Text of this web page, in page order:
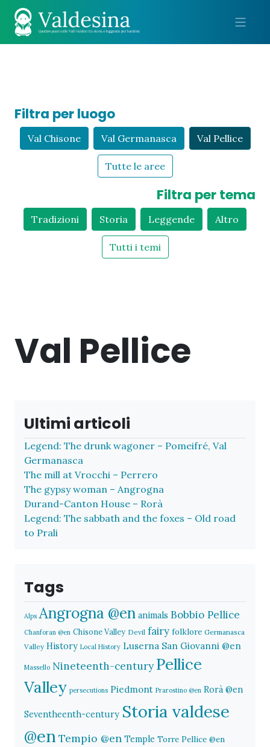
Filtra per luogo
Val Chisone Val Germanasca Val Pellice
Tutte le aree
Filtra per tema
Tradizioni Storia Leggende Altro
Tutti i temi
Val Pellice
Ultimi articoli
Legend: The drunk wagoner – Pomeifré, Val
Germanasca
The mill at Vrocchi – Perrero
The gypsy woman – Angrogna
Durand-Canton House – Rorà
Legend: The sabbath and the foxes – Old road
to Prali
Tags
Alps Angrogna @en animals Bobbio Pellice
Chanforan @en Chisone Valley Devil fairy folklore Germanasca
Valley History Local History Luserna San Giovanni @en
Massello Nineteenth-century Pellice
Valley persecutions Piedmont Prarostino @en Rorà @en
Seventheenth-century Storia valdese
@en Tempio @en Temple Torre Pellice @en